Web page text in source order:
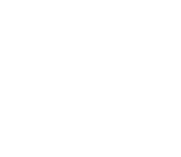
potiahol Fenerbahce
Slovana Kianga hral
ligu
šialenstvo! Salah
fanúšikovia